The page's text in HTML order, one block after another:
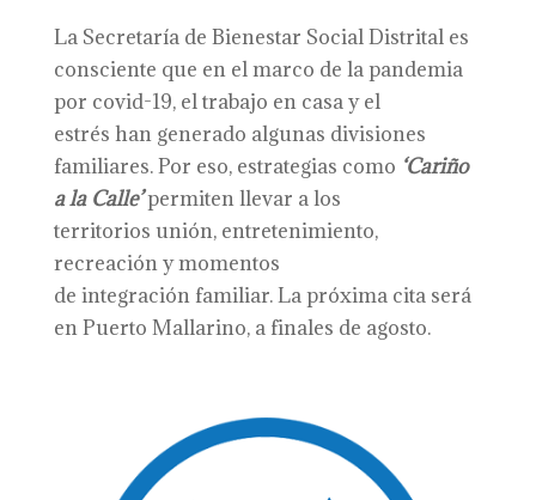
La Secretaría de Bienestar Social Distrital es
consciente que en el marco de la pandemia
por covid-19, el trabajo en casa y el
estrés han generado algunas divisiones
familiares. Por eso, estrategias como ‘Cariño
a la Calle’permiten llevar a los
territorios unión, entretenimiento,
recreación y momentos
de integración familiar. La próxima cita será
en Puerto Mallarino, a finales de agosto.